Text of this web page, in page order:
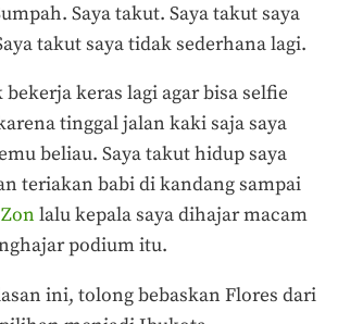
Saya takut. Saya takut saya
takut saya tidak sederhana lagi.
keras lagi agar bisa selfie
tinggal jalan kaki saja saya
beliau. Saya takut hidup saya
teriakan babi di kandang sampai
lalu kepala saya dihajar macam
podium itu.
ini, tolong bebaskan Flores dari